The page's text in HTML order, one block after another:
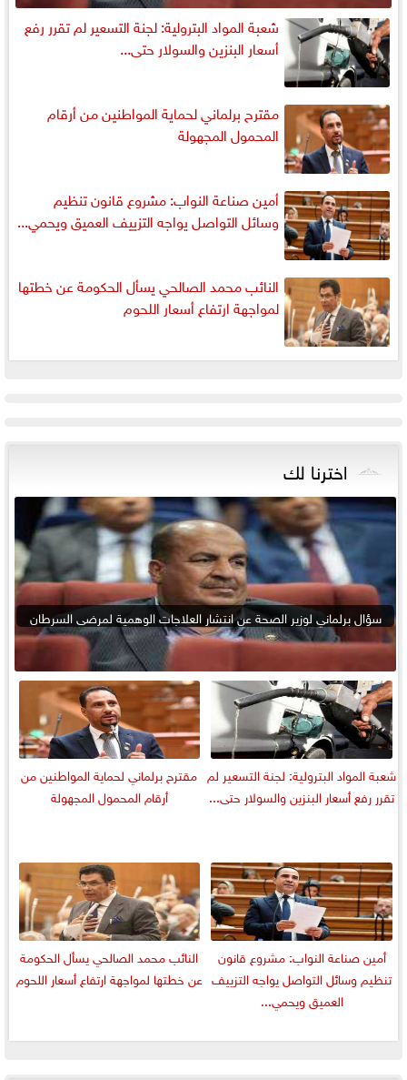
شعبة المواد البترولية: لجنة التسعير لم تقرر رفع
أسعار البنزين والسولار حتى...
مقترح برلماني لحماية المواطنين من أرقام
المحمول المجهولة
أمين صناعة النواب: مشروع قانون تنظيم
وسائل التواصل يواجه التزييف العميق ويحمي...
النائب محمد الصالحي يسأل الحكومة عن خطتها
لمواجهة ارتفاع أسعار اللحوم
اخترنا لك
سؤال برلماني لوزير الصحة عن انتشار العلاجات الوهمية لمرضى السرطان
شعبة المواد البترولية: لجنة التسعير لم
تقرر رفع أسعار البنزين والسولار حتى...
مقترح برلماني لحماية المواطنين من
أرقام المحمول المجهولة
أمين صناعة النواب: مشروع قانون
تنظيم وسائل التواصل يواجه التزييف
العميق ويحمي...
النائب محمد الصالحي يسأل الحكومة
عن خطتها لمواجهة ارتفاع أسعار اللحوم